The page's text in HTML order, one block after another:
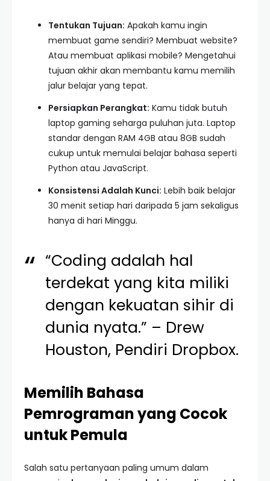
Tentukan Tujuan: Apakah kamu ingin
membuat game sendiri? Membuat website?
Atau membuat aplikasi mobile? Mengetahui
tujuan akhir akan membantu kamu memilih
jalur belajar yang tepat.
Persiapkan Perangkat: Kamu tidak butuh
laptop gaming seharga puluhan juta. Laptop
standar dengan RAM 4GB atau 8GB sudah
cukup untuk memulai belajar bahasa seperti
Python atau JavaScript.
Konsistensi Adalah Kunci: Lebih baik belajar
30 menit setiap hari daripada 5 jam sekaligus
hanya di hari Minggu.
“Coding adalah hal
terdekat yang kita miliki
dengan kekuatan sihir di
dunia nyata.” – Drew
Houston, Pendiri Dropbox.
Memilih Bahasa
Pemrograman yang Cocok
untuk Pemula
Salah satu pertanyaan paling umum dalam